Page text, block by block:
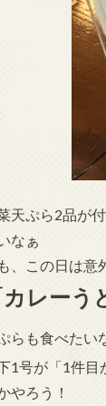
天ぷら2品が
なぁ
、この日は意
カレー
らも食べたい
1号が「1件目
やろう！